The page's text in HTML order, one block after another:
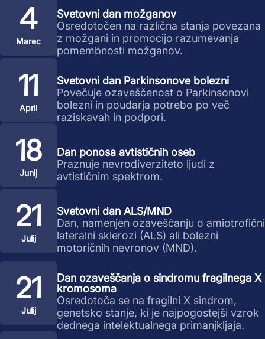
4
Marec
Svetovni dan možganov
Osredotočen na različna stanja povezana
z možgani in promocijo razumevanja
pomembnosti možganov.
11
April
Svetovni dan Parkinsonove bolezni
Povečuje ozaveščenost o Parkinsonovi
bolezni in poudarja potrebo po več
raziskavah in podpori.
18
Junij
Dan ponosa avtističnih oseb
Praznuje nevrodiverziteto ljudi z
avtističnim spektrom.
21
Julij
Svetovni dan ALS/MND
Dan, namenjen ozaveščanju o amiotrofični
lateralni sklerozi (ALS) ali bolezni
motoričnih nevronov (MND).
21
Julij
Dan ozaveščanja o sindromu fragilnega X
kromosoma
Osredotoča se na fragilni X sindrom,
genetsko stanje, ki je najpogostejši vzrok
dednega intelektualnega primanjkljaja.